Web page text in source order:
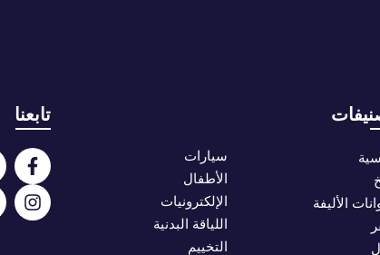
الأليفة
سيارات
الأطفال
الإلكترونيات
اللياقة البدنية
التخييم
تابعنا